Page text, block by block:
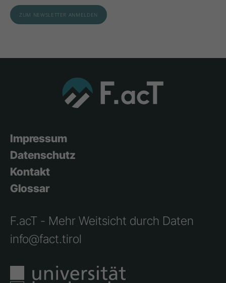
Impressum
Datenschutz
Kontakt
Glossar
F.acT - Mehr Weitsicht durch Daten
info@fact.tirol